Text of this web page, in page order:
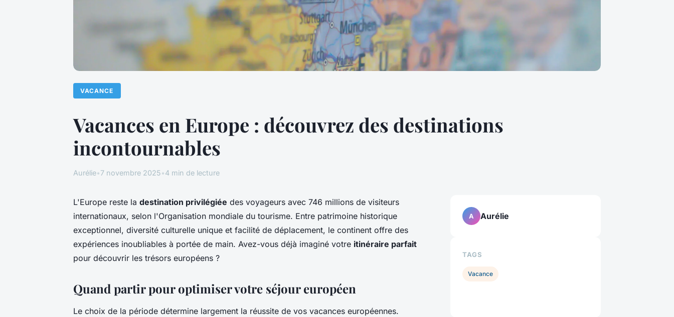
VACANCE
Vacances en Europe : découvrez des destinations
incontournables
Aurélie•7 novembre 2025•4 min de lecture
L'Europe reste la destination privilégiée des voyageurs avec 746 millions de visiteurs
internationaux, selon l'Organisation mondiale du tourisme. Entre patrimoine historique
exceptionnel, diversité culturelle unique et facilité de déplacement, le continent offre des
expériences inoubliables à portée de main. Avez-vous déjà imaginé votre itinéraire parfait
pour découvrir les trésors européens ?
Quand partir pour optimiser votre séjour européen
Le choix de la période détermine largement la réussite de vos vacances européennes.
A Aurélie
TAGS
Vacance